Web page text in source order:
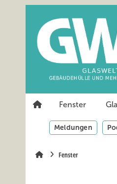
Fenster
Meldungen
Fenster